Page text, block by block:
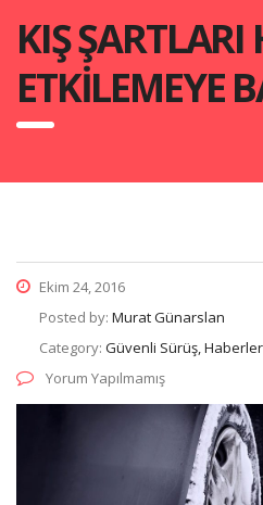
KIŞ
ETKİLEMEYE
Ekim 24, 2016
Posted by: Murat Günarslan
Category: Güvenli Sürüş, Haberler
Yorum Yapılmamış